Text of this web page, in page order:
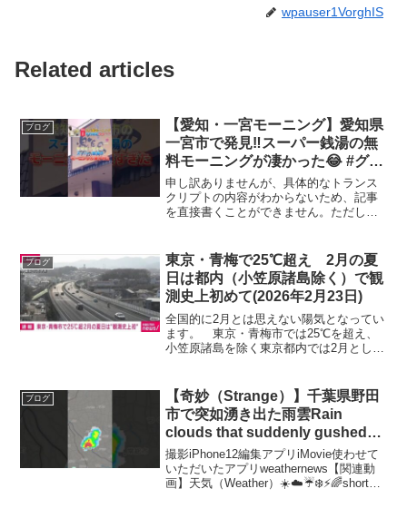
wpauser1VorghIS
Related articles
ブログ
【愛知・一宮モーニング】愛知県
一宮市で発見‼️スーパー銭湯の無
料モーニングが凄かった😂 #グル
メ好き #コスパ最強 #サウナ
#shorts #一宮モーニング #スー
パー銭湯
申し訳ありませんが、具体的なトランス
クリプトの内容がわからないため、記事
を直接書くことができません。ただし、
ことはできます。どんなテーマや情報を
元に記事を作成すればよろ...
ブログ
東京・青梅で25℃超え 2月の夏
日は都内（小笠原諸島除く）で観
測史上初めて(2026年2月23日)
全国的に2月とは思えない陽気となってい
ます。 東京・青梅市では25℃を超え、
小笠原諸島を除く東京都内では2月として
の夏日を記録しています。 23日は全国
的に南風や日差...
ブログ
【奇妙（Strange）】千葉県野田
市で突如湧き出た雨雲Rain
clouds that suddenly gushed
out【part5】#天気 #雨雲レーダ
ー #千葉 #野田市 #shorts
撮影iPhone12編集アプリiMovie使わせて
いただいたアプリweathernews【関連動
画】天気（Weather）☀️☁️☔️❄️⚡️🌈shorts